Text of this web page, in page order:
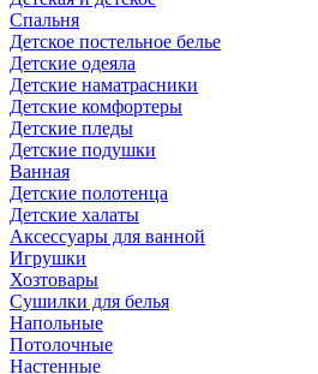
Спальня
Детское постельное белье
Детские одеяла
Детские наматрасники
Детские комфортеры
Детские пледы
Детские подушки
Ванная
Детские полотенца
Детские халаты
Аксессуары для ванной
Игрушки
Хозтовары
Сушилки для белья
Напольные
Потолочные
Настенные